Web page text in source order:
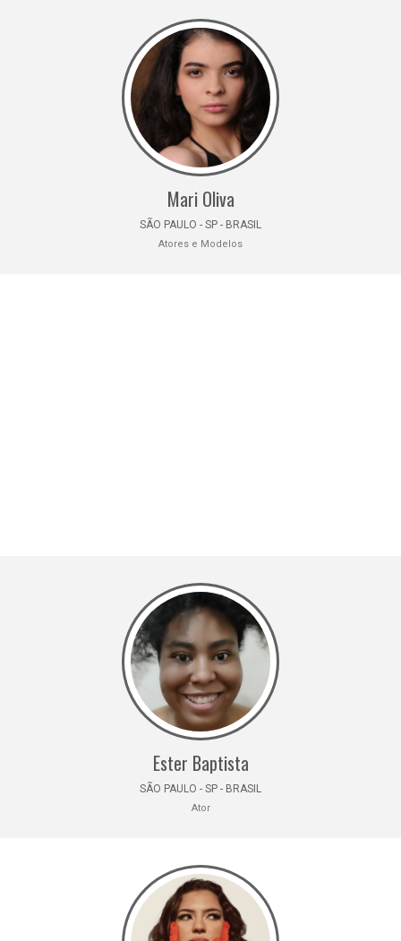
Mari Oliva
SÃO PAULO - SP - BRASIL
Atores e Modelos
Ester Baptista
SÃO PAULO - SP - BRASIL
Ator